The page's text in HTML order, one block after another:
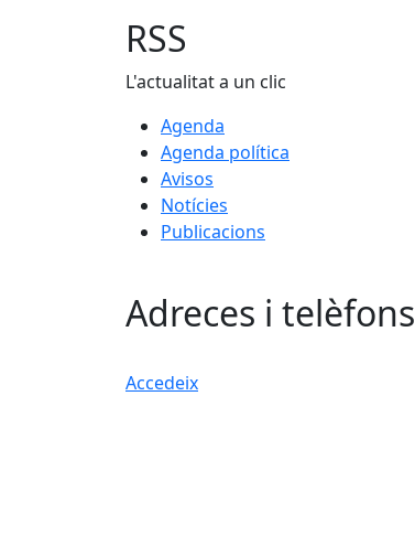
RSS
L'actualitat a un clic
Agenda
Agenda política
Avisos
Notícies
Publicacions
Adreces i telèfons
Accedeix